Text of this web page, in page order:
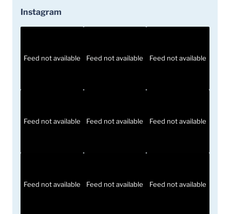
Instagram
Feed not available Feed not available Feed not available
Feed not available Feed not available Feed not available
Feed not available Feed not available Feed not available